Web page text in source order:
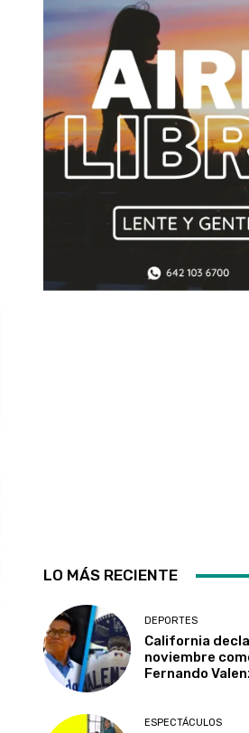
LO MÁS RECIENTE
DEPORTES
California
noviembre
Fernando
ESPECTÁCULOS